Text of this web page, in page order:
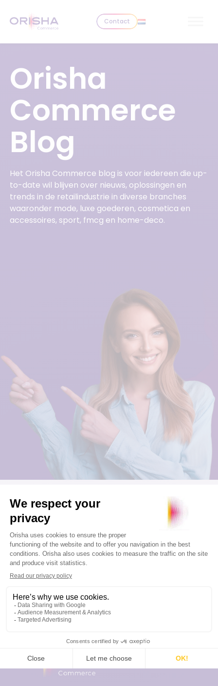
Contact
Orisha
Commerce
Blog
Het Orisha Commerce blog is voor iedereen die up-
to-date wil blijven over nieuws, oplossingen en
trends in de retailindustrie in diverse branches
waaronder mode, luxe goederen, cosmetica en
accessoires, sport, fmcg en home-deco.
All news
Sorry, no results were found.